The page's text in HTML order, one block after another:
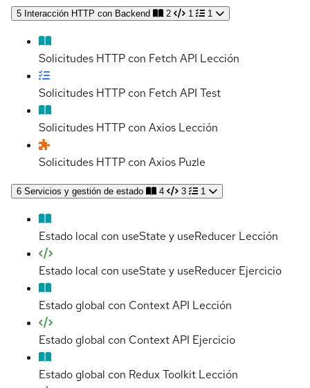
5 Interacción HTTP con Backend 2 1 1
Solicitudes HTTP con Fetch API Lección
Solicitudes HTTP con Fetch API Test
Solicitudes HTTP con Axios Lección
Solicitudes HTTP con Axios Puzle
6 Servicios y gestión de estado 4 3 1
Estado local con useState y useReducer Lección
Estado local con useState y useReducer Ejercicio
Estado global con Context API Lección
Estado global con Context API Ejercicio
Estado global con Redux Toolkit Lección